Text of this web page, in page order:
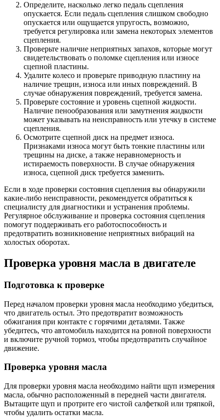
Определите, насколько легко педаль сцепления
опускается. Если педаль сцепления слишком свободно
опускается или ощущается упругость, возможно,
требуется регулировка или замена некоторых элементов
сцепления.
Проверьте наличие неприятных запахов, которые могут
свидетельствовать о поломке сцепления или износе
сцепной пластины.
Удалите колесо и проверьте приводную пластину на
наличие трещин, износа или иных повреждений. В
случае обнаружения повреждений, требуется замена.
Проверьте состояние и уровень сцепной жидкости.
Наличие пенообразования или замутнения жидкости
может указывать на неисправность или утечку в системе
сцепления.
Осмотрите сцепной диск на предмет износа.
Признаками износа могут быть тонкие пластины или
трещины на диске, а также неравномерность и
истираемость поверхности. В случае обнаружения
износа, сцепной диск требуется заменить.
Если в ходе проверки состояния сцепления вы обнаружили
какие-либо неисправности, рекомендуется обратиться к
специалисту для диагностики и устранения проблемы.
Регулярное обслуживание и проверка состояния сцепления
помогут поддерживать его работоспособность и
предотвратить возникновение неприятных вибраций на
холостых оборотах.
Проверка уровня масла в двигателе
Подготовка к проверке
Перед началом проверки уровня масла необходимо убедиться,
что двигатель остыл. Это предотвратит возможность
обжигания при контакте с горячими деталями. Также
убедитесь, что автомобиль находится на ровной поверхности
и включите ручной тормоз, чтобы предотвратить случайное
движение.
Проверка уровня масла
Для проверки уровня масла необходимо найти щуп измерения
масла, обычно расположенный в передней части двигателя.
Вытащите щуп и протрите его чистой салфеткой или тряпкой,
чтобы удалить остатки масла.